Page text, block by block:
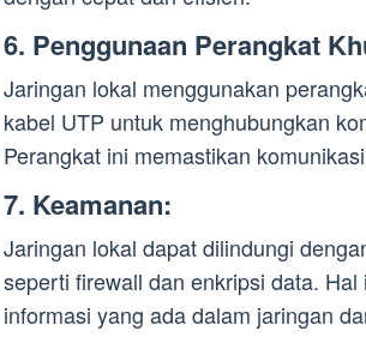
6. Penggunaan Perangkat
Jaringan lokal menggunakan
kabel UTP untuk menghubungkan
Perangkat ini memastikan
7. Keamanan:
Jaringan lokal dapat dilindungi
seperti firewall dan enkripsi data.
informasi yang ada dalam jaringan